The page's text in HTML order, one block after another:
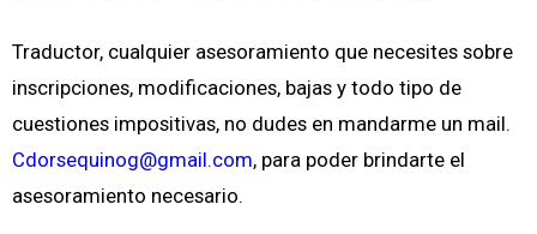
Traductor, cualquier asesoramiento que necesites sobre
inscripciones, modificaciones, bajas y todo tipo de
cuestiones impositivas, no dudes en mandarme un mail.
Cdorsequinog@gmail.com, para poder brindarte el
asesoramiento necesario.